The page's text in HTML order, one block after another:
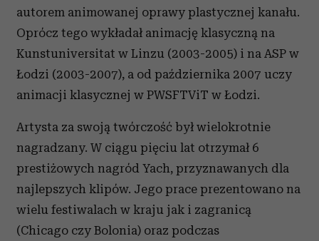
autorem animowanej oprawy plastycznej kanału.
Oprócz tego wykładał animację klasyczną na
Kunstuniversitat w Linzu (2003-2005) i na ASP w
Łodzi (2003-2007), a od października 2007 uczy
animacji klasycznej w PWSFTViT w Łodzi.
Artysta za swoją twórczość był wielokrotnie
nagradzany. W ciągu pięciu lat otrzymał 6
prestiżowych nagród Yach, przyznawanych dla
najlepszych klipów. Jego prace prezentowano na
wielu festiwalach w kraju jak i zagranicą
(Chicago czy Bolonia) oraz podczas